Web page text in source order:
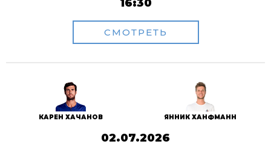
16:30
СМОТРЕТЬ
КАРЕН ХАЧАНОВ ЯННИК ХАНФМАНН
02.07.2026